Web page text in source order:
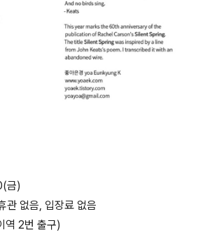
금)
관 없음, 입장료 없음
역 2번 출구)